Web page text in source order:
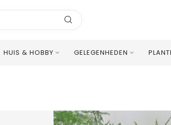
HUIS & HOBBY GELEGENHEDEN